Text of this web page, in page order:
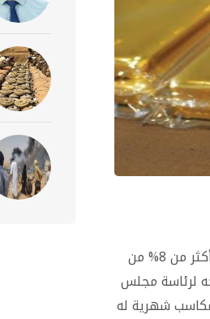
شهدت أسعار الذهب العالمية تراجعًا قويًا خلال تعاملات أمس، حيث فقد المعدن النفيس أكثر من 8% من
لرئاسة مجلس
شهرية له